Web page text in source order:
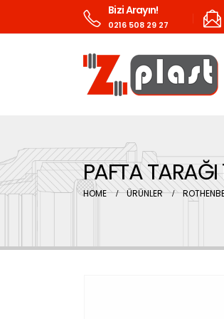
Bizi Arayın!
0216 508 29 27
PAFTA TARAĞI
HOME ÜRÜNLER